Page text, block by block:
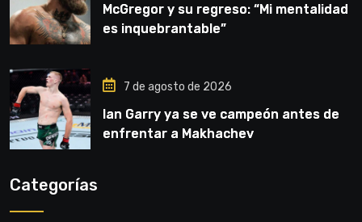
McGregor y su regreso: “Mi mentalidad
es inquebrantable”
7 de agosto de 2026
Ian Garry ya se ve campeón antes de
enfrentar a Makhachev
Categorías